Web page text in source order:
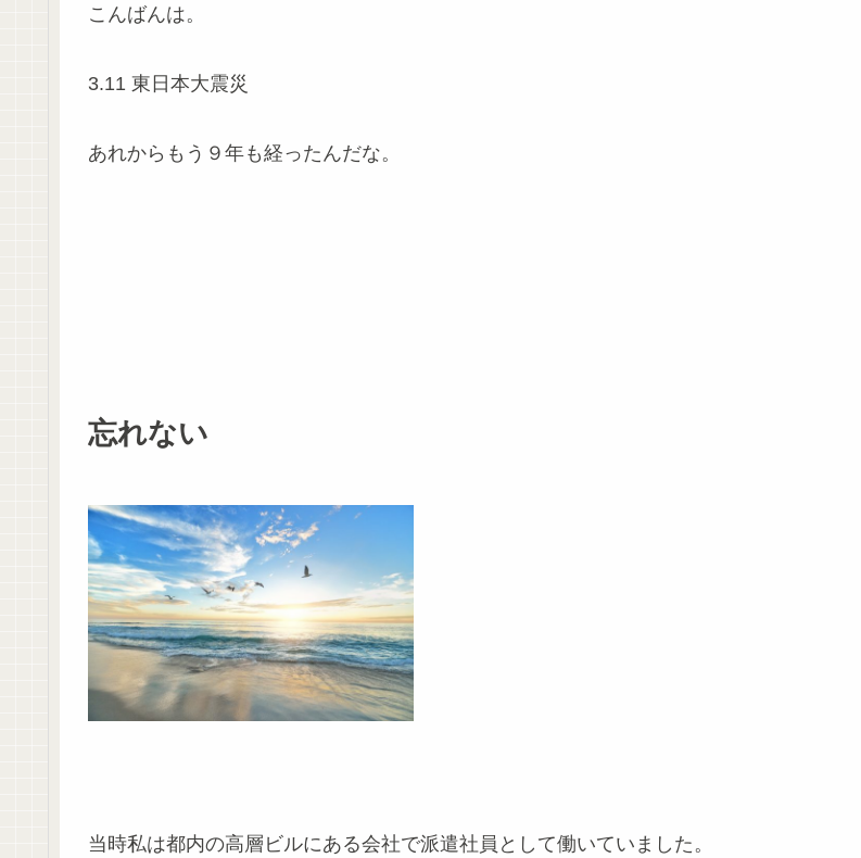
こんばんは。
3.11 東日本大震災
あれからもう９年も経ったんだな。
忘れない
当時私は都内の高層ビルにある会社で派遣社員として働いていました。